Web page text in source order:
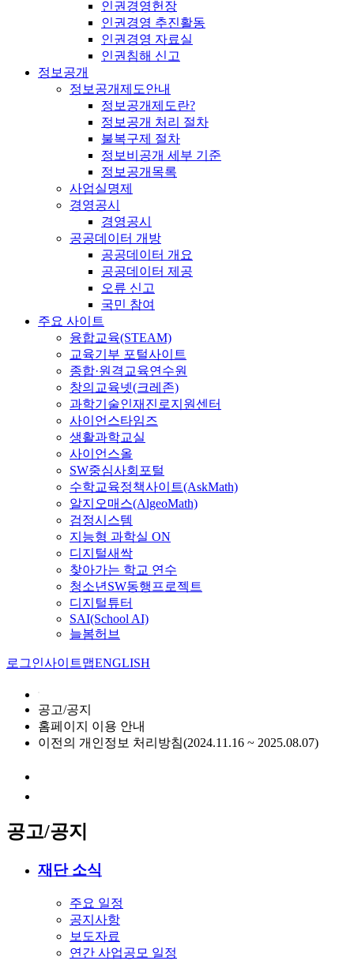
인권경영헌장
인권경영 추진활동
인권경영 자료실
인권침해 신고
정보공개
정보공개제도안내
정보공개제도란?
정보공개 처리 절차
불복구제 절차
정보비공개 세부 기준
정보공개목록
사업실명제
경영공시
경영공시
공공데이터 개방
공공데이터 개요
공공데이터 제공
오류 신고
국민 참여
주요 사이트
융합교육(STEAM)
교육기부 포털사이트
종합·원격교육연수원
창의교육넷(크레존)
과학기술인재진로지원센터
사이언스타임즈
생활과학교실
사이언스올
SW중심사회포털
수학교육정책사이트(AskMath)
알지오매스(AlgeoMath)
검정시스템
지능형 과학실 ON
디지털새싹
찾아가는 학교 연수
청소년SW동행프로젝트
디지털튜터
SAI(School AI)
늘봄허브
로그인사이트맵ENGLISH
공고/공지
홈페이지 이용 안내
이전의 개인정보 처리방침(2024.11.16 ~ 2025.08.07)
공고/공지
재단 소식
주요 일정
공지사항
보도자료
연간 사업공모 일정